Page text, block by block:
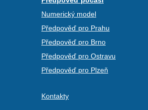
Numerický model
Předpověď pro Prahu
Předpověď pro Brno
Předpověď pro Ostravu
Předpověď pro Plzeň
Kontakty